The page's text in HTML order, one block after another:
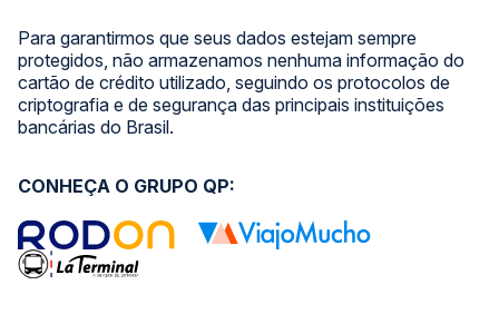
Para garantirmos que seus dados estejam sempre
protegidos, não armazenamos nenhuma informação do
cartão de crédito utilizado, seguindo os protocolos de
criptografia e de segurança das principais instituições
bancárias do Brasil.
CONHEÇA O GRUPO QP: